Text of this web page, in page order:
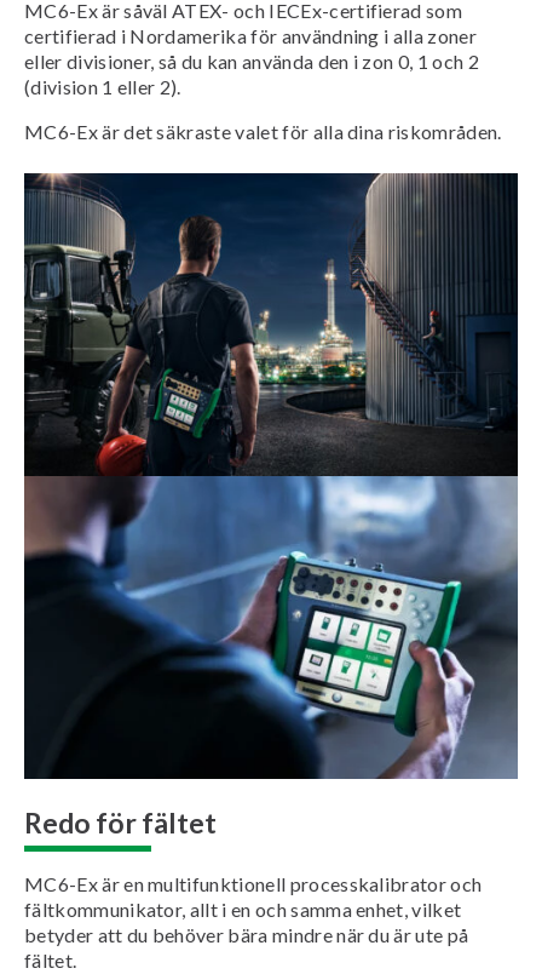
MC6-Ex är såväl ATEX- och IECEx-certifierad som
certifierad i Nordamerika för användning i alla zoner
eller divisioner, så du kan använda den i zon 0, 1 och 2
(division 1 eller 2).
MC6-Ex är det säkraste valet för alla dina riskområden.
Redo för fältet
MC6-Ex är en multifunktionell processkalibrator och
fältkommunikator, allt i en och samma enhet, vilket
betyder att du behöver bära mindre när du är ute på
fältet.